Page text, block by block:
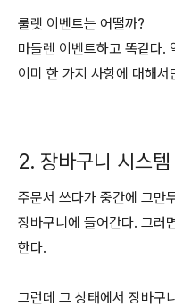
룰렛 이벤트는 어떨까?
마들렌 이벤트하고 똑같다.
이미 한 가지 사항에 대해
2. 장바구니 시스템
주문서 쓰다가 중간에 그만
장바구니에 들어간다. 그러
한다.
그런데 그 상태에서 장바구